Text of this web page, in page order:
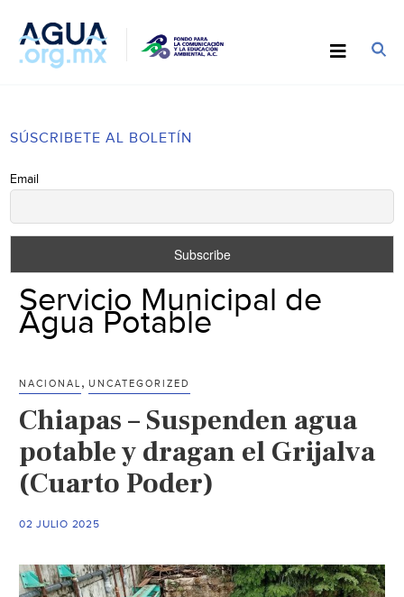
SÚSCRIBETE AL BOLETÍN
Email
Servicio Municipal de
Agua Potable
NACIONAL ,UNCATEGORIZED
Chiapas – Suspenden agua
potable y dragan el Grijalva
(Cuarto Poder)
02 JULIO 2025